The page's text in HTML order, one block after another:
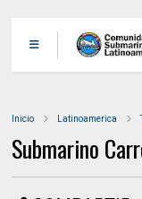
Inicio Latinoamerica
Submarino